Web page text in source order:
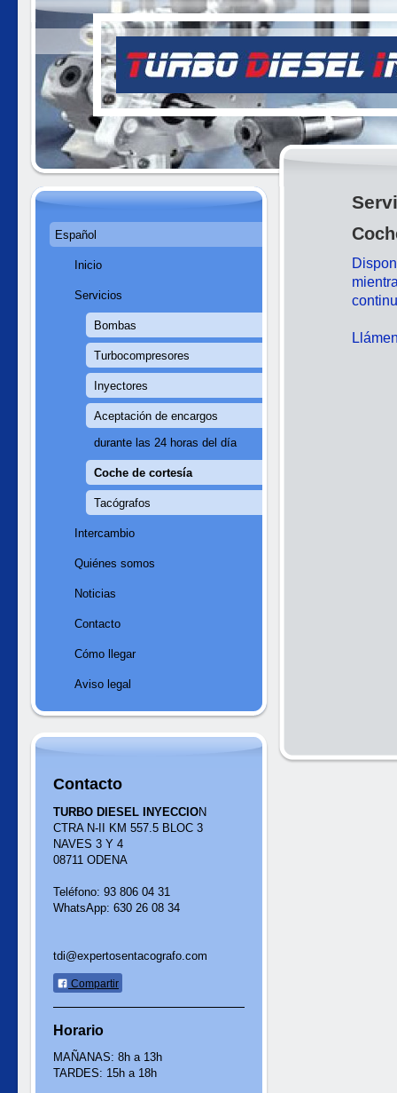
Español
Inicio
Servicios
Bombas
Turbocompresores
Inyectores
Aceptación de encargos
durante las 24 horas del día
Coche de cortesía
Tacógrafos
Intercambio
Quiénes somos
Noticias
Contacto
Cómo llegar
Aviso legal
Contacto
TURBO DIESEL INYECCION
CTRA N-II KM 557.5 BLOC 3
NAVES 3 Y 4
08711 ODENA
Teléfono: 93 806 04 31
WhatsApp: 630 26 08 34
tdi@expertosentacografo.com
Compartir
Horario
MAÑANAS: 8h a 13h
TARDES: 15h a 18h